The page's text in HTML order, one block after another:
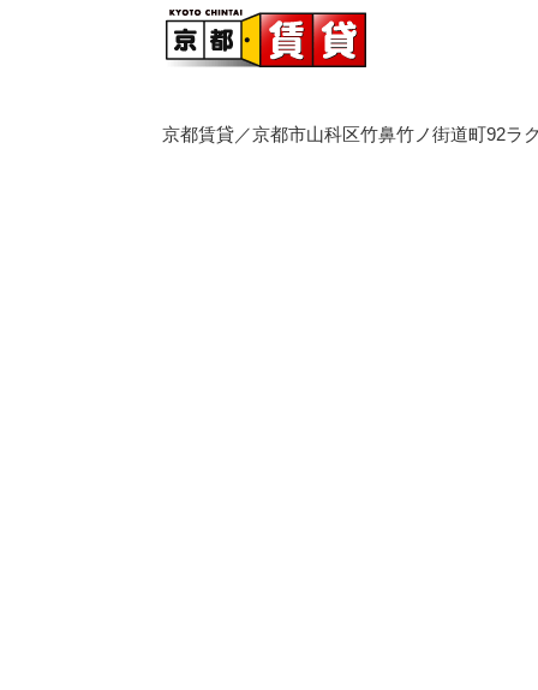
京都賃貸／京都市山科区竹鼻竹ノ街道町92ラ